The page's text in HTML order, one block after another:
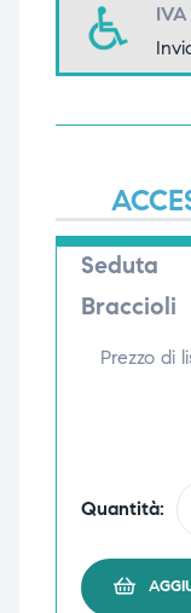
Seduta
Braccioli
Prezzo di
Quantità: